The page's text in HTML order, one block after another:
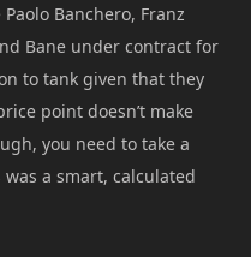
Banchero, Franz
Bane under contract for
to tank given that they
point doesn’t make
you need to take a
a smart, calculated